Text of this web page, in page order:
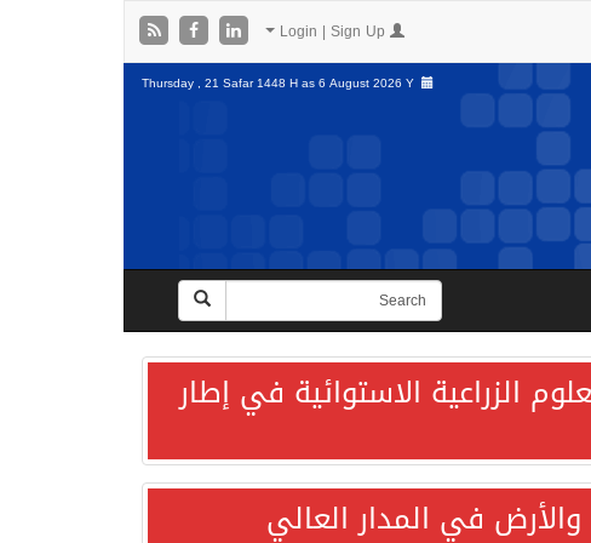
Thursday , 21 Safar 1448 H as6 August 2026 Y
الزراعية الاستوائية في إطار
والأرض في المدار العالي